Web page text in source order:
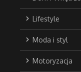
Lifestyle
Moda i styl
Motoryzacja